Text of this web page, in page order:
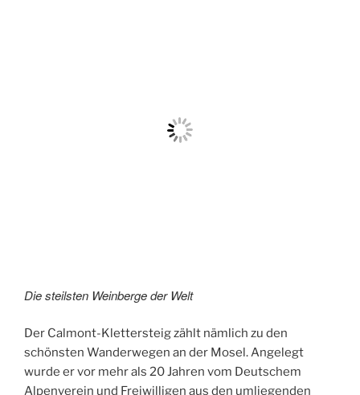
Die steilsten Weinberge der Welt
Der Calmont-Klettersteig zählt nämlich zu den
schönsten Wanderwegen an der Mosel. Angelegt
wurde er vor mehr als 20 Jahren vom Deutschem
Alpenverein und Freiwilligen aus den umliegenden